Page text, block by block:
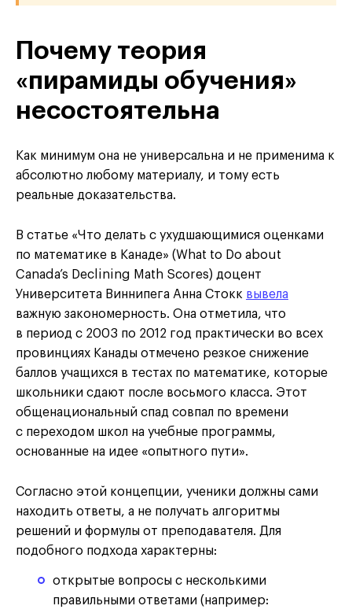
Почему теория
«пирамиды обучения»
несостоятельна
Как минимум она не универсальна и не применима к
абсолютно любому материалу, и тому есть
реальные доказательства.
В статье «Что делать с ухудшающимися оценками
по математике в Канаде» (What to Do about
Canada’s Declining Math Scores) доцент
Университета Виннипега Анна Стокк вывела
важную закономерность. Она отметила, что
в период с 2003 по 2012 год практически во всех
провинциях Канады отмечено резкое снижение
баллов учащихся в тестах по математике, которые
школьники сдают после восьмого класса. Этот
общенациональный спад совпал по времени
с переходом школ на учебные программы,
основанные на идее «опытного пути».
Согласно этой концепции, ученики должны сами
находить ответы, а не получать алгоритмы
решений и формулы от преподавателя. Для
подобного подхода характерны:
открытые вопросы с несколькими
правильными ответами (например: